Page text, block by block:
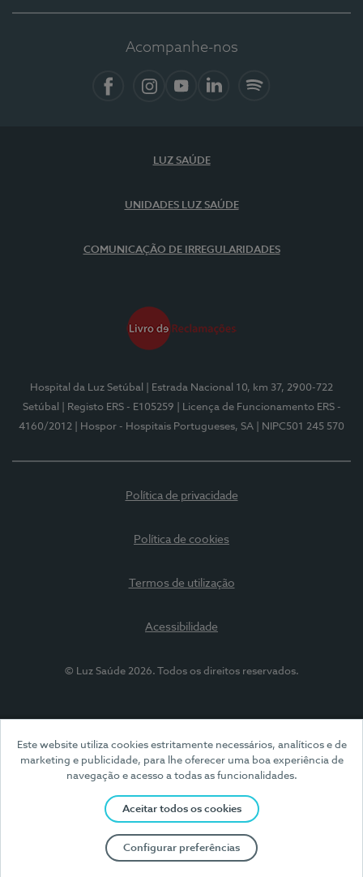
Este website utiliza cookies estritamente necessários, analíticos e de
marketing e publicidade, para lhe oferecer uma boa experiência de
navegação e acesso a todas as funcionalidades.
Aceitar todos os cookies
Configurar preferências
Acompanhe-nos
LUZ SAÚDE
UNIDADES LUZ SAÚDE
COMUNICAÇÃO DE IRREGULARIDADES
Hospital da Luz Setúbal
| Estrada Nacional 10, km 37, 2900-722
Setúbal
| Registo ERS - E105259
| Licença de Funcionamento ERS -
4160/2012
| Hospor - Hospitais Portugueses, SA | NIPC501 245 570
Política de privacidade
Política de cookies
Termos de utilização
Acessibilidade
© Luz Saúde 2026. Todos os direitos reservados.